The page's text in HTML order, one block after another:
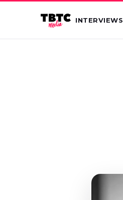
INTERVIEWS